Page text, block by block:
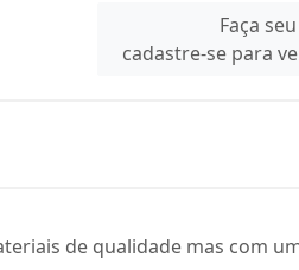
Faça
cadastre-se para
de qualidade mas com